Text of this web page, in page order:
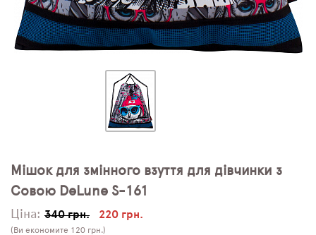
Мішок для змінного взуття для дівчинки з
Совою DeLune S-161
Ціна: 340 грн. 220 грн.
(Ви економите 120 грн.)